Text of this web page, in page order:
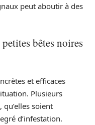
peut aboutir à des
bêtes noires
et efficaces
Plusieurs
soient
d’infestation.